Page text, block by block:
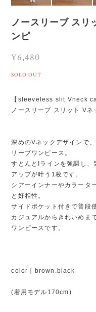
ノースリーブ スリ
ンピ
¥6,480
SOLD OUT
【sleeveless slit Vneck
ノースリーブ スリット V
深めのVネックデザインで
リーブワンピース。
すとんとIラインを強調し、
アップが叶う1枚です。
シアーインナーやカラータ
と好相性。
サイドポケット付きで普段
カジュアルからきれいめま
ワンピースです。
color｜brown.black
(着用モデル170cm)